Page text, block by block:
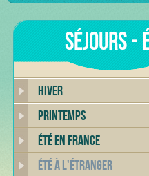
Séjours -
Hiver
Printemps
Été en France
Été à l'Étranger